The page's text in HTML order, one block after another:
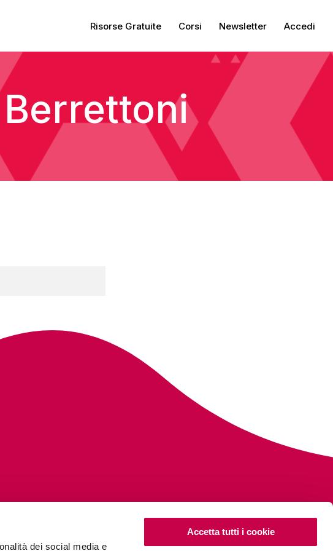
dei social media e
Accetta tutti i cookie
Risorse Gratuite Corsi Newsletter Accedi